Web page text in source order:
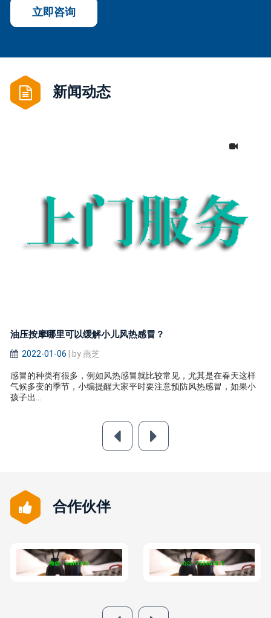
立即咨询
新闻动态
油压按摩哪里可以缓解小儿风热感冒？
2022-01-06 | by 燕芝
感冒的种类有很多，例如风热感冒就比较常见，尤其是在春天这样
气候多变的季节，小编提醒大家平时要注意预防风热感冒，如果小
孩子出...
合作伙伴